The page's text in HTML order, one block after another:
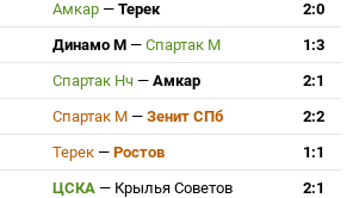
Амкар — Терек
2:0
Динамо М — Спартак М
1:3
Спартак Нч — Амкар
2:1
Спартак М — Зенит СПб
2:2
Терек — Ростов
1:1
ЦСКА — Крылья Советов
2:1